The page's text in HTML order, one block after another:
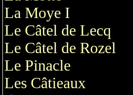
La Moye I
Le Câtel de Lecq
Le Câtel de Rozel
Le Pinacle
Les Câtieaux